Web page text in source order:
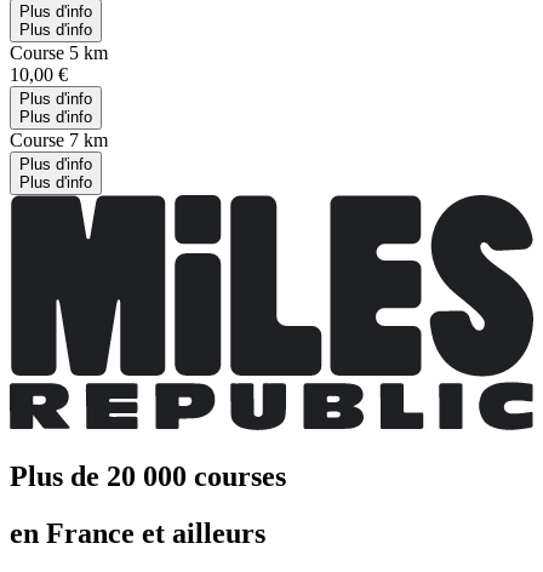
Plus d'info
Plus d'info
Course 5 km
10,00 €
Plus d'info
Plus d'info
Course 7 km
Plus d'info
Plus d'info
Plus de 20 000 courses
en France et ailleurs